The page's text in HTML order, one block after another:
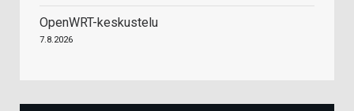
OpenWRT-keskustelu
7.8.2026